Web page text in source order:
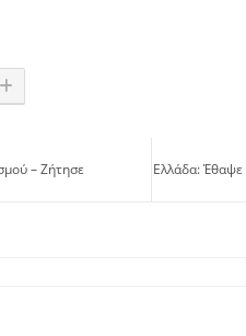
Ελλάδα: Έθαψε
– Ζήτησε